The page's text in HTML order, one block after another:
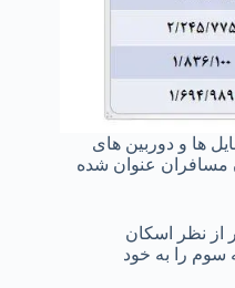
ها و دوربین های
مسافران عنوان شده
از نظر اسکان
سوم را به خود